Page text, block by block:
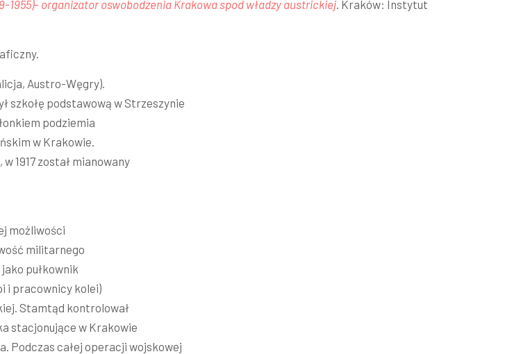
organizator oswobodzenia Krakowa spod władzy austrickiej . Kraków: Instytut
Austro-Węgry).
szkołę podstawową w Strzeszynie
podziemia
w Krakowie.
1917 został mianowany
możliwości
militarnego
pułkownik
i pracownicy kolei)
Stamtąd kontrolował
stacjonujące w Krakowie
Podczas całej operacji wojskowej